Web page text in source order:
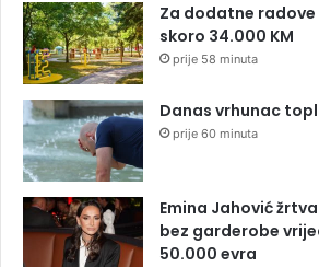
Za dodatne
skoro 34.000 KM
prije 58 minuta
Danas vrhunac
prije 60 minuta
Emina Jahović
bez garderobe
50.000 evra